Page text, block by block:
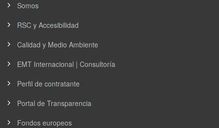
Somos
RSC y Accesibilidad
Calidad y Medio Ambiente
EMT Internacional | Consultoría
Perfil de contratante
Portal de Transparencia
Fondos europeos